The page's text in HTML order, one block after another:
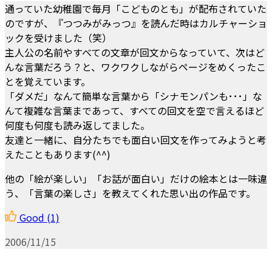
通っていた幼稚園で毎月「こどものとも」が配布されていた
のですが、『つつみがみっつ』を読んだ時はカルチャーショ
ックを受けました（笑）
主人公の名前やすべての文章が回文からなっていて、次はど
んな言葉だろう？と、ワクワクしながらページをめくったこ
とを覚えています。
「ダメだ」なんて簡単な言葉から「シナモンパンも･･･」な
んて複雑な言葉まであって、すべての回文を空で言えるほど
何度も何度も読み返してました。
友達と一緒に、自分たちでも面白い回文を作ってみようと考
えたこともあります(^^)
他の「絵が楽しい」「お話が面白い」だけの絵本とは一味違
う、「言葉の楽しさ」を教えてくれた思い出の作品です。
Good (1)
2006/11/15